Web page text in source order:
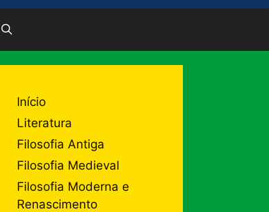
Início
Literatura
Filosofia Antiga
Filosofia Medieval
Filosofia Moderna e
Renascimento